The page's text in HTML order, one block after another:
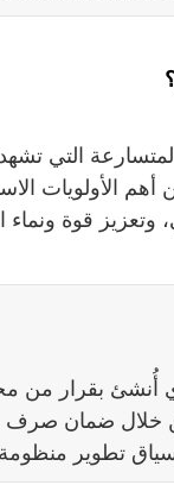
التي
الأولويات
وتعزيز قوة
أُنشئ بقرار من
خلال ضمان صرف
تطوير منظومة